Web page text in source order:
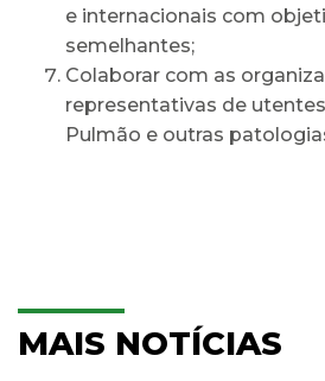
e internacionais com
semelhantes;
Colaborar com as
representativas de
Pulmão e outras
MAIS NOTÍCIAS